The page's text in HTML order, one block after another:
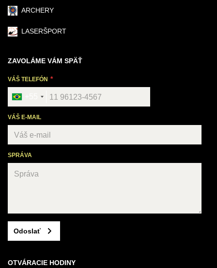
ARCHERY
LASERŠPORT
ZAVOLÁME VÁM SPÄŤ
VÁŠ TELEFÓN
VÁŠ E-MAIL
SPRÁVA
Odoslať
OTVÁRACIE HODINY